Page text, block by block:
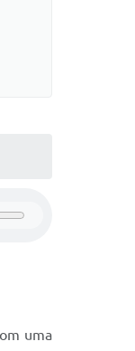
uma